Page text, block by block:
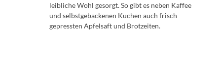
leibliche Wohl gesorgt. So gibt es neben Kaffee
und selbstgebackenen Kuchen auch frisch
gepressten Apfelsaft und Brotzeiten.